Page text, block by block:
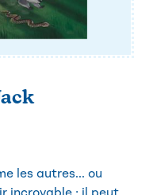
les autres... ou